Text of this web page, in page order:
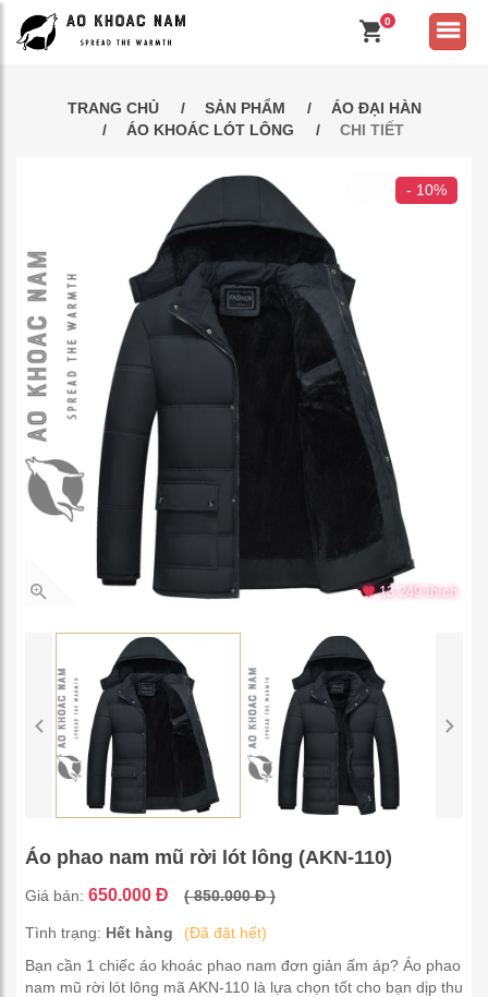
0
TRANG CHỦ SẢN PHẨM
ÁO ĐẠI HÀN
ÁO KHOÁC LÓT LÔNG
CHI TIẾT
- 10%
13.249 thích
Áo phao nam mũ rời lót lông (AKN-110)
Giá bán: 650.000 Đ ( 850.000 Đ )
Tình trạng: Hết hàng
(Đã đặt hết)
Bạn cần 1 chiếc áo khoác phao nam đơn giản ấm áp? Áo phao
nam mũ rời lót lông mã AKN-110 là lựa chọn tốt cho bạn dịp thu